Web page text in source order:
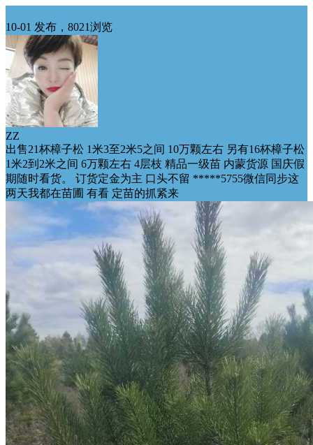
10-01 发布，8021浏览
ZZ
出售21杯樟子松 1米3至2米5之间 10万颗左右 另有16杯樟子松
1米2到2米之间 6万颗左右 4层枝 精品一级苗 内蒙货源 国庆假
期随时看货。 订货定金为主 口头不留 *****5755微信同步这
两天我都在苗圃 有看 定苗的抓紧来